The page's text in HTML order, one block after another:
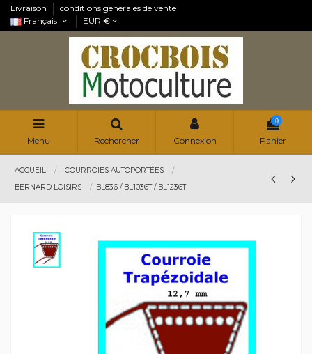
Livraison
conditions generales de vente
Français
EUR €
Menu Rechercher Connexion
0
Panier
ACCUEIL
COURROIES AUTOPORTÉES
BERNARD LOISIRS
BL836 / BL1036T / BL1236T